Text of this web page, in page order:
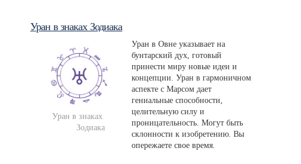
Уран в знаках Зодиака
Уран в знаках
Зодиака
Уран в Овне указывает на
бунтарский дух, готовый
принести миру новые идеи и
концепции. Уран в гармоничном
аспекте с Марсом дает
гениальные способности,
целительную силу и
проницательность. Могут быть
склонности к изобретению. Вы
опережаете свое время.